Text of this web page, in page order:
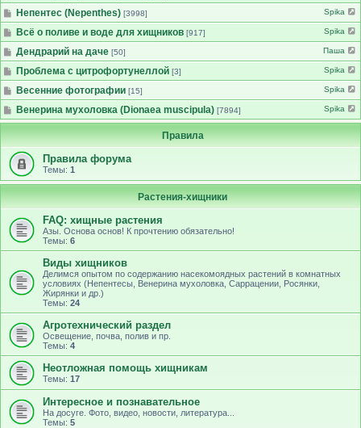
Непентес (Nepenthes)[3998] Spika
Всё о поливе и воде для хищников[917] Spika
Дендрарий на даче[50] Паша
Проблема с цитрофортунеллой[3] Spika
Весенние фотографии[15] Spika
Венерина мухоловка (Dionaea muscipula)[7894] Spika
Правила
Правила форума
Темы: 1
Растения-хищники
FAQ: хищные растения
Азы. Основа основ! К прочтению обязательно!
Темы: 6
Виды хищников
Делимся опытом по содержанию насекомоядных растений в комнатных
условиях (Непентесы, Венерина мухоловка, Саррацении, Росянки,
Жирянки и др.)
Темы: 24
Агротехнический раздел
Освещение, почва, полив и пр.
Темы: 4
Неотложная помощь хищникам
Темы: 17
Интересное и познавательное
На досуге. Фото, видео, новости, литература...
Темы: 5